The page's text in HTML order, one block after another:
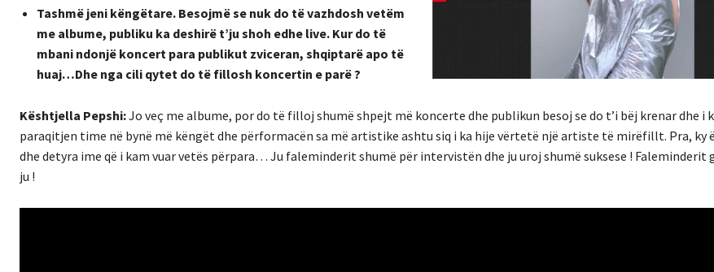
Tashmë jeni këngëtare. Besojmë se nuk do të vazhdosh vetëm
me albume, publiku ka deshirë t’ju shoh edhe live. Kur do të
mbani ndonjë koncert para publikut zviceran, shqiptarë apo të
huaj…Dhe nga cili qytet do të fillosh koncertin e parë ?
Kështjella Pepshi:Jo veç me albume, por do të filloj shumë shpejt më koncerte dhe publikun besoj se do t’i bëj krenar dhe i
paraqitjen time në bynë më këngët dhe përformacën sa më artistike ashtu siq i ka hije vërtetë një artiste të mirëfillt. Pra, ky
dhe detyra ime që i kam vuar vetës përpara… Ju faleminderit shumë për intervistën dhe ju uroj shumë suksese ! Faleminderit
ju !